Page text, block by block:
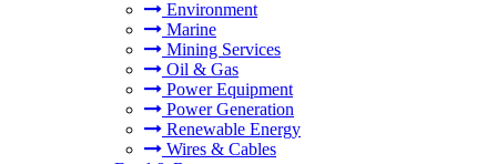
Environment
Marine
Mining Services
Oil & Gas
Power Equipment
Power Generation
Renewable Energy
Wires & Cables